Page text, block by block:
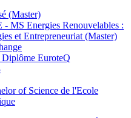
(Master)
- MS Energies Renouvelables :
et Entrepreneuriat (Master)
EuroteQ
of Science de l'Ecole